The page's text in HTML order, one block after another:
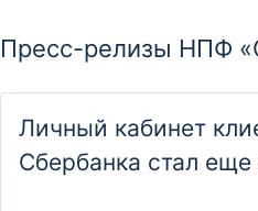
Пресс-релизы НПФ
Личный кабинет
Сбербанка стал еще